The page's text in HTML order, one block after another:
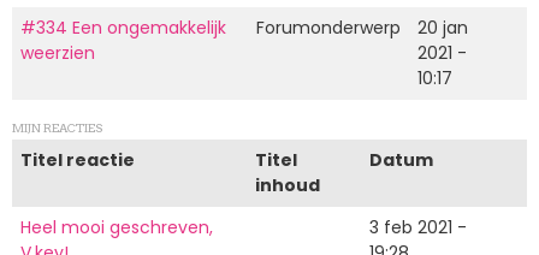
#334 Een ongemakkelijk
weerzien
Forumonderwerp
20 jan
2021 -
10:17
MIJN REACTIES
Titel reactie
Titel
inhoud
Datum
Heel mooi geschreven,
3 feb 2021 -